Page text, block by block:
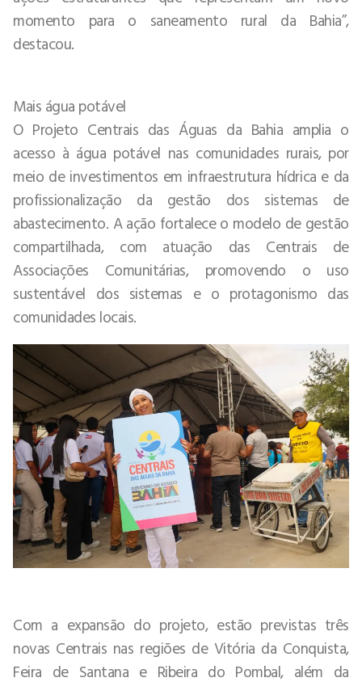
momento para o saneamento rural da Bahia”,
destacou.
Mais água potável
O Projeto Centrais das Águas da Bahia amplia o
acesso à água potável nas comunidades rurais, por
meio de investimentos em infraestrutura hídrica e da
profissionalização da gestão dos sistemas de
abastecimento. A ação fortalece o modelo de gestão
compartilhada, com atuação das Centrais de
Associações Comunitárias, promovendo o uso
sustentável dos sistemas e o protagonismo das
comunidades locais.
Com a expansão do projeto, estão previstas três
novas Centrais nas regiões de Vitória da Conquista,
Feira de Santana e Ribeira do Pombal, além da